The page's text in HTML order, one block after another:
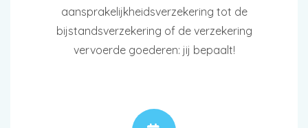
aansprakelijkheidsverzekering tot de
bijstandsverzekering of de verzekering
vervoerde goederen: jij bepaalt!